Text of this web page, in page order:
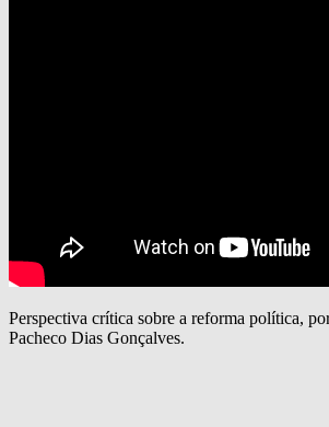
Perspectiva crítica sobre a reforma política,
Pacheco Dias Gonçalves.